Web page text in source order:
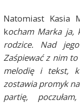
Natomiast Kasia
kocham Marka ja,
rodzice. Nad
Zaśpiewać z nim to
melodię i tekst,
zostawia promyk
partię,